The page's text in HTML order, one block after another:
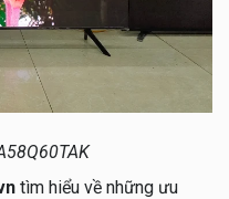
tìm hiểu về những ưu